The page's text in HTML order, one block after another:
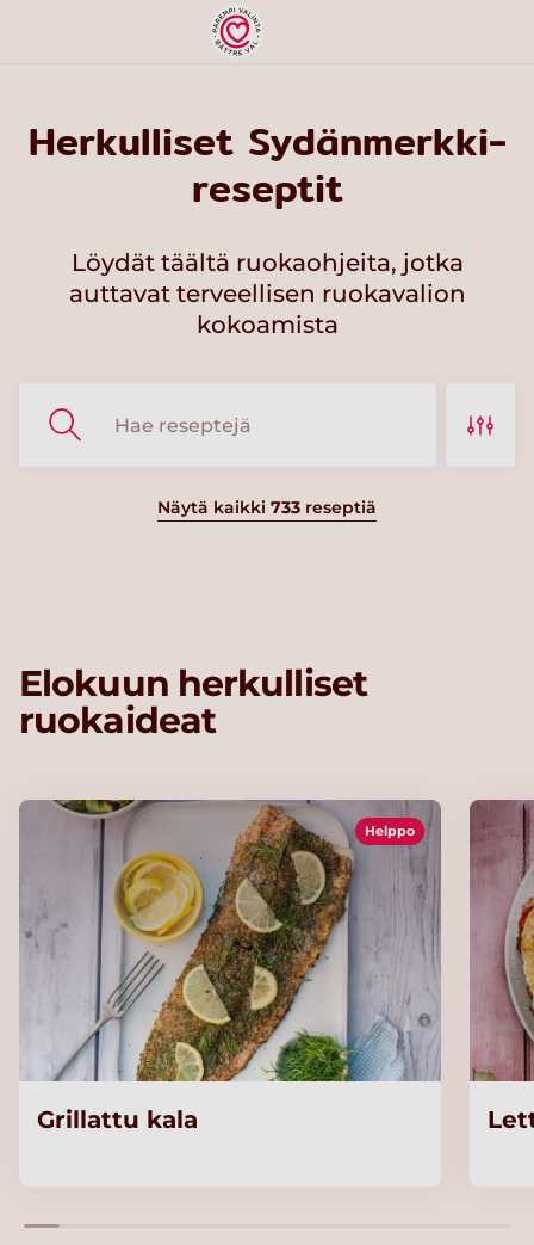
Herkulliset Sydänmerkki-
reseptit
Löydät täältä ruokaohjeita, jotka
auttavat terveellisen ruokavalion
kokoamista
Näytä kaikki 733 reseptiä
Elokuun herkulliset
ruokaideat
Helppo
Grillattu kala